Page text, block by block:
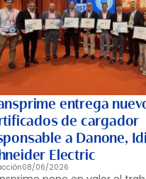
entrega
de cargador
a Danone,
Electric
08/06/2026